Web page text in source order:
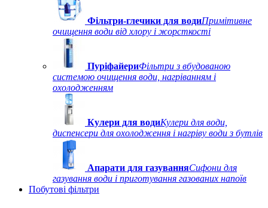
Фільтри-глечики для водиПримітивне
очищення води від хлору і жорсткості
ПуріфайериФільтри з вбудованою
системою очищення води, нагріванням і
охолодженням
Кулери для водиКулери для води,
диспенсери для охолодження і нагріву води з бутлів
Апарати для газуванняСифони для
газування води і приготування газованих напоїв
Побутові фільтри